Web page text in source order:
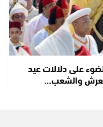
على دلالات عيد
والشعب…